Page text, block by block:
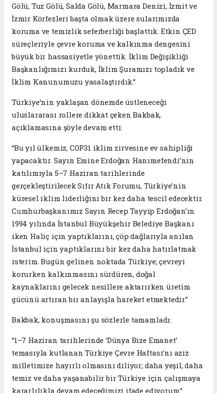
Gölü, Tuz Gölü, Salda Gölü, Marmara Denizi, İzmit ve
İzmir Körfezleri başta olmak üzere sularımızda
koruma ve temizlik seferberliği başlattık. Etkin ÇED
süreçleriyle çevre koruma ve kalkınma dengesini
büyük bir hassasiyetle yönettik. İklim Değişikliği
Başkanlığımızı kurduk, İklim Şuramızı topladık ve
İklim Kanunumuzu yasalaştırdık.”
Türkiye’nin yaklaşan dönemde üstleneceği
uluslararası rollere dikkat çeken Bakbak,
açıklamasına şöyle devam etti:
“Bu yıl ülkemiz, COP31 iklim zirvesine ev sahipliği
yapacaktır. Sayın Emine Erdoğan Hanımefendi’nin
katılımıyla 5–7 Haziran tarihlerinde
gerçekleştirilecek Sıfır Atık Forumu, Türkiye’nin
küresel iklim liderliğini bir kez daha tescil edecektir.
Cumhurbaşkanımız Sayın Recep Tayyip Erdoğan’ın
1994 yılında İstanbul Büyükşehir Belediye Başkanı
iken Haliç için yaptıklarını, çöp dağlarıyla anılan
İstanbul için yaptıklarını bir kez daha hatırlatmak
isterim. Bugün gelinen noktada Türkiye; çevreyi
korurken kalkınmasını sürdüren, doğal
kaynaklarını gelecek nesillere aktarırken üretim
gücünü artıran bir anlayışla hareket etmektedir.”
Bakbak, konuşmasını şu sözlerle tamamladı:
“1–7 Haziran tarihlerinde ‘Dünya Bize Emanet’
temasıyla kutlanan Türkiye Çevre Haftası’nı aziz
milletimize hayırlı olmasını diliyor; daha yeşil, daha
temiz ve daha yaşanabilir bir Türkiye için çalışmaya
kararlılıkla devam edeceğimizi ifade ediyorum.”